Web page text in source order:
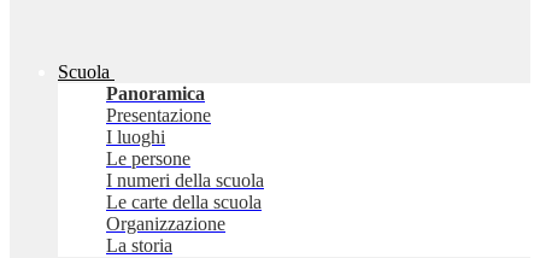
Scuola
Panoramica
Presentazione
I luoghi
Le persone
I numeri della scuola
Le carte della scuola
Organizzazione
La storia